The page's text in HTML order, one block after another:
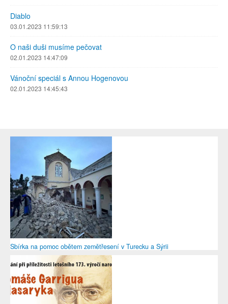
Diablo
03.01.2023 11:59:13
O naši duši musíme pečovat
02.01.2023 14:47:09
Vánoční speciál s Annou Hogenovou
02.01.2023 14:45:43
Sbírka na pomoc obětem zemětřesení v Turecku a Sýrii